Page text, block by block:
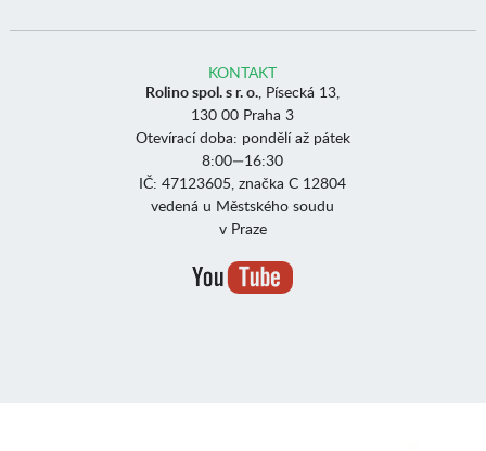
KONTAKT
Rolino spol. s r. o., Písecká 13,
130 00 Praha 3
Otevírací doba: pondělí až pátek
8:00—16:30
IČ: 47123605, značka C 12804
vedená u Městského soudu
v Praze